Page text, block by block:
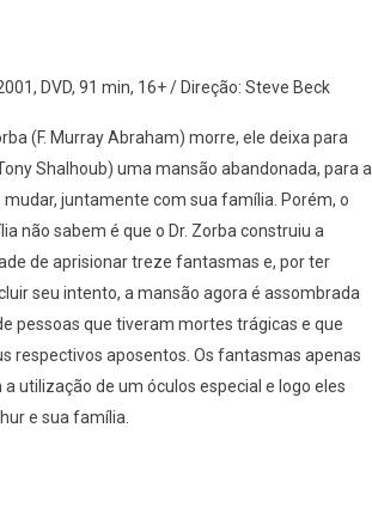
DVD, 91 min, 16+ / Direção: Steve Beck
(F. Murray Abraham) morre, ele deixa para
Shalhoub) uma mansão abandonada, para a
juntamente com sua família. Porém, o
não sabem é que o Dr. Zorba construiu a
de aprisionar treze fantasmas e, por ter
seu intento, a mansão agora é assombrada
pessoas que tiveram mortes trágicas e que
respectivos aposentos. Os fantasmas apenas
utilização de um óculos especial e logo eles
e sua família.